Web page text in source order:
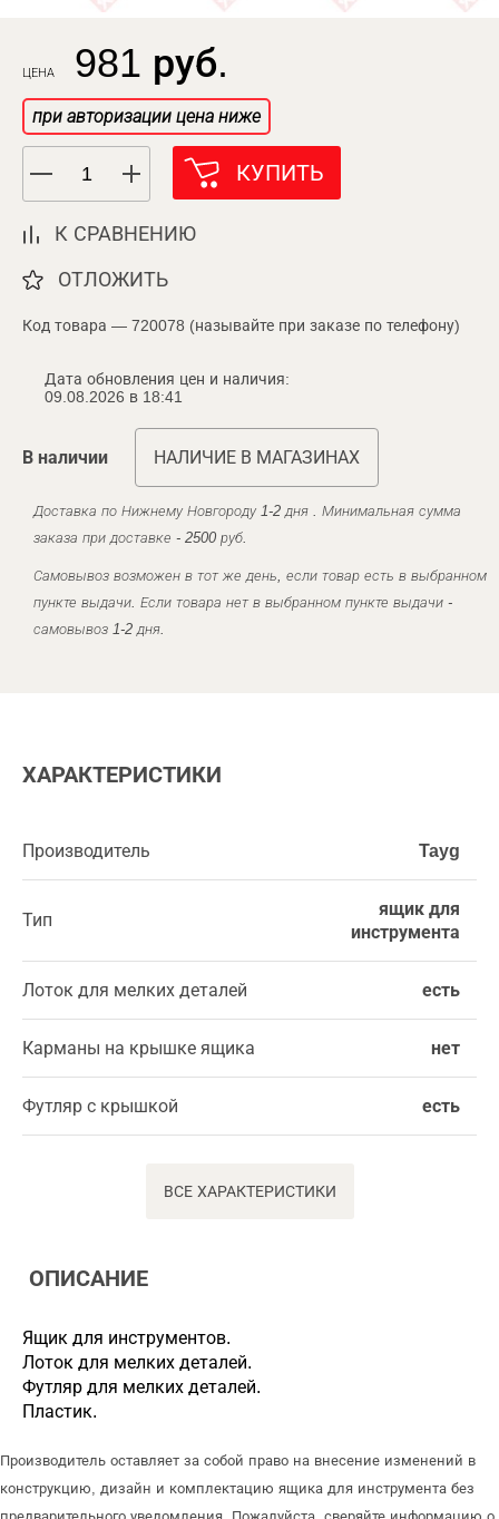
ЦЕНА 981 руб.
при авторизации цена ниже
КУПИТЬ
К СРАВНЕНИЮ
ОТЛОЖИТЬ
Код товара — 720078 (называйте при заказе по телефону)
Дата обновления цен и наличия:
09.08.2026 в 18:41
В наличии НАЛИЧИЕ В МАГАЗИНАХ
Доставка по Нижнему Новгороду 1-2 дня . Минимальная сумма
заказа при доставке - 2500 руб.
Самовывоз возможен в тот же день, если товар есть в выбранном
пункте выдачи. Если товара нет в выбранном пункте выдачи -
самовывоз 1-2 дня.
ХАРАКТЕРИСТИКИ
Производитель Tayg
Тип
ящик для
инструмента
Лоток для мелких деталей есть
Карманы на крышке ящика нет
Футляр с крышкой есть
ВСЕ ХАРАКТЕРИСТИКИ
ОПИСАНИЕ
Ящик для инструментов.
Лоток для мелких деталей.
Футляр для мелких деталей.
Пластик.
Производитель оставляет за собой право на внесение изменений в
конструкцию, дизайн и комплектацию ящика для инструмента без